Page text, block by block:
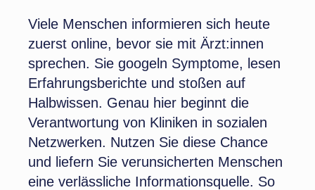
Viele Menschen informieren sich heute
zuerst online, bevor sie mit Ärzt:innen
sprechen. Sie googeln Symptome, lesen
Erfahrungsberichte und stoßen auf
Halbwissen. Genau hier beginnt die
Verantwortung von Kliniken in sozialen
Netzwerken. Nutzen Sie diese Chance
und liefern Sie verunsicherten Menschen
eine verlässliche Informationsquelle. So